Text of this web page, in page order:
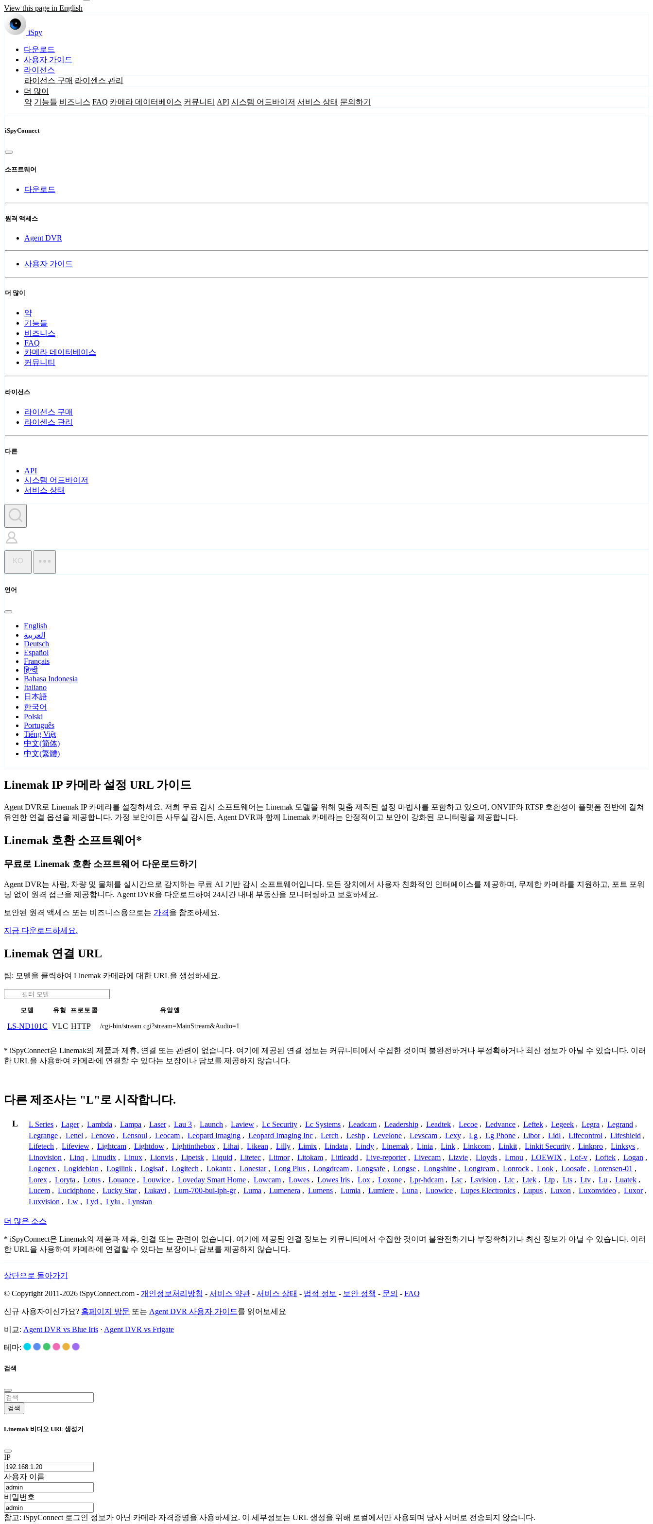
View this page in English
iSpy
다운로드
사용자 가이드
라이선스
라이선스 구매 라이센스 관리
더 많이
약 기능들 비즈니스 FAQ 카메라 데이터베이스 커뮤니티 API 시스템 어드바이저 서비스 상태 문의하기
iSpyConnect
소프트웨어
다운로드
원격 액세스
Agent DVR
사용자 가이드
더 많이
약
기능들
비즈니스
FAQ
카메라 데이터베이스
커뮤니티
라이선스
라이선스 구매
라이센스 관리
다른
API
시스템 어드바이저
서비스 상태
KO
언어
English
العربية
Deutsch
Español
Français
हिन्दी
Bahasa Indonesia
Italiano
日本語
한국어
Polski
Português
Tiếng Việt
中文(简体)
中文(繁體)
Linemak IP 카메라 설정 URL 가이드
Agent DVR로 Linemak IP 카메라를 설정하세요. 저희 무료 감시 소프트웨어는 Linemak 모델을 위해 맞춤 제작된 설정 마법사를 포함하고 있으며, ONVIF와 RTSP 호환성이 플랫폼 전반에 걸쳐
유연한 연결 옵션을 제공합니다. 가정 보안이든 사무실 감시든, Agent DVR과 함께 Linemak 카메라는 안정적이고 보안이 강화된 모니터링을 제공합니다.
Linemak 호환 소프트웨어*
무료로 Linemak 호환 소프트웨어 다운로드하기
Agent DVR는 사람, 차량 및 물체를 실시간으로 감지하는 무료 AI 기반 감시 소프트웨어입니다. 모든 장치에서 사용자 친화적인 인터페이스를 제공하며, 무제한 카메라를 지원하고, 포트 포워
딩 없이 원격 접근을 제공합니다. Agent DVR을 다운로드하여 24시간 내내 부동산을 모니터링하고 보호하세요.
보안된 원격 액세스 또는 비즈니스용으로는 가격을 참조하세요.
지금 다운로드하세요.
Linemak 연결 URL
팁: 모델을 클릭하여 Linemak 카메라에 대한 URL을 생성하세요.
모델 유형 프로토콜 유알엘
LS-ND101C VLC HTTP /cgi-bin/stream.cgi?stream=MainStream&Audio=1
* iSpyConnect은 Linemak의 제품과 제휴, 연결 또는 관련이 없습니다. 여기에 제공된 연결 정보는 커뮤니티에서 수집한 것이며 불완전하거나 부정확하거나 최신 정보가 아닐 수 있습니다. 이러
한 URL을 사용하여 카메라에 연결할 수 있다는 보장이나 담보를 제공하지 않습니다.
다른 제조사는 "L"로 시작합니다.
L L Series , Lager , Lambda , Lampa , Laser , Lau 3 , Launch , Laview , Lc Security , Lc Systems , Leadcam , Leadership , Leadtek , Lecoe , Ledvance , Leftek , Legeek , Legra , Legrand ,
Legrange , Lenel , Lenovo , Lensoul , Leocam , Leopard Imaging , Leopard Imaging Inc , Lerch , Leshp , Levelone , Levscam , Lexy , Lg , Lg Phone , Libor , Lidl , Lifecontrol , Lifeshield ,
Lifetech , Lifeview , Lightcam , Lightdow , Lightinthebox , Lihai , Likean , Lilly , Limix , Lindata , Lindy , Linemak , Linia , Link , Linkcom , Linkit , Linkit Security , Linkpro , Linksys ,
Linovision , Linq , Linudix , Linux , Lionvis , Lipetsk , Liquid , Litetec , Litmor , Litokam , Littleadd , Live-reporter , Livecam , Lizvie , Lloyds , Lmou , LOEWIX , Lof-v , Loftek , Logan ,
Logenex , Logidebian , Logilink , Logisaf , Logitech , Lokanta , Lonestar , Long Plus , Longdream , Longsafe , Longse , Longshine , Longteam , Lonrock , Look , Loosafe , Lorensen-01 ,
Lorex , Loryta , Lotus , Louance , Louwice , Loveday Smart Home , Lowcam , Lowes , Lowes Iris , Lox , Loxone , Lpr-hdcam , Lsc , Lsvision , Ltc , Ltek , Ltp , Lts , Ltv , Lu , Luatek ,
Lucem , Lucidphone , Lucky Star , Lukavi , Lum-700-bul-iph-gr , Luma , Lumenera , Lumens , Lumia , Lumiere , Luna , Luowice , Lupes Electronics , Lupus , Luxon , Luxonvideo , Luxor ,
Luxvision , Lw , Lyd , Lylu , Lynstan
더 많은 소스
* iSpyConnect은 Linemak의 제품과 제휴, 연결 또는 관련이 없습니다. 여기에 제공된 연결 정보는 커뮤니티에서 수집한 것이며 불완전하거나 부정확하거나 최신 정보가 아닐 수 있습니다. 이러
한 URL을 사용하여 카메라에 연결할 수 있다는 보장이나 담보를 제공하지 않습니다.
상단으로 돌아가기
© Copyright 2011-2026 iSpyConnect.com - 개인정보처리방침 - 서비스 약관 - 서비스 상태 - 법적 정보 - 보안 정책 - 문의 - FAQ
신규 사용자이신가요? 홈페이지 방문 또는 Agent DVR 사용자 가이드를 읽어보세요
비교: Agent DVR vs Blue Iris · Agent DVR vs Frigate
테마:
검색
검색
Linemak 비디오 URL 생성기
IP
사용자 이름
비밀번호
참고: iSpyConnect 로그인 정보가 아닌 카메라 자격증명을 사용하세요. 이 세부정보는 URL 생성을 위해 로컬에서만 사용되며 당사 서버로 전송되지 않습니다.